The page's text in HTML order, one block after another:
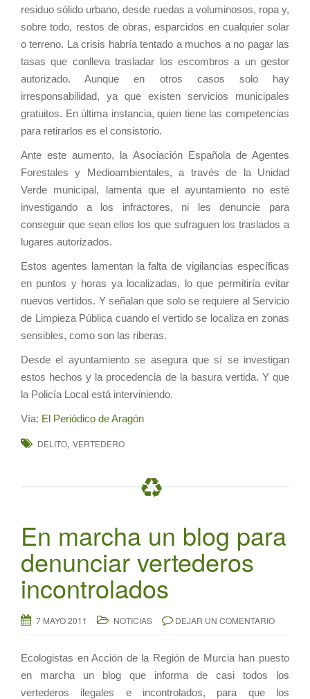
residuo sólido urbano, desde ruedas a voluminosos, ropa y,
sobre todo, restos de obras, esparcidos en cualquier solar
o terreno. La crisis habría tentado a muchos a no pagar las
tasas que conlleva trasladar los escombros a un gestor
autorizado. Aunque en otros casos solo hay
irresponsabilidad, ya que existen servicios municipales
gratuitos. En última instancia, quien tiene las competencias
para retirarlos es el consistorio.
Ante este aumento, la Asociación Española de Agentes
Forestales y Medioambientales, a través de la Unidad
Verde municipal, lamenta que el ayuntamiento no esté
investigando a los infractores, ni les denuncie para
conseguir que sean ellos los que sufraguen los traslados a
lugares autorizados.
Estos agentes lamentan la falta de vigilancias específicas
en puntos y horas ya localizadas, lo que permitiría evitar
nuevos vertidos. Y señalan que solo se requiere al Servicio
de Limpieza Pública cuando el vertido se localiza en zonas
sensibles, como son las riberas.
Desde el ayuntamiento se asegura que sí se investigan
estos hechos y la procedencia de la basura vertida. Y que
la Policía Local está interviniendo.
Vía: El Periódico de Aragón
DELITO, VERTEDERO
En marcha un blog para
denunciar vertederos
incontrolados
7 MAYO 2011 NOTICIAS DEJAR UN COMENTARIO
Ecologistas en Acción de la Región de Murcia han puesto
en marcha un blog que informa de casi todos los
vertederos ilegales e incontrolados, para que los